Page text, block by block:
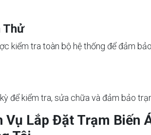
Thử
kiểm tra toàn bộ hệ thống để đảm
để kiểm tra, sửa chữa và đảm bảo
Vụ Lắp Đặt Trạm Biến